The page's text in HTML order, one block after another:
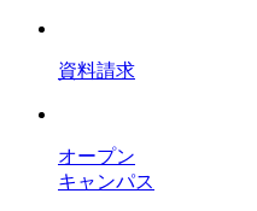
資料請求
オープン
キャンパス